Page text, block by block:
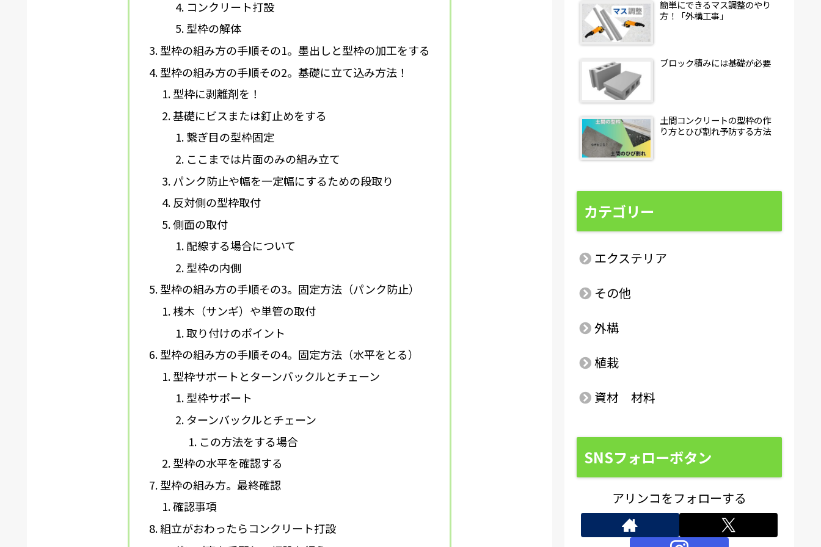
コンクリート打設
型枠の解体
型枠の組み方の手順その1。墨出しと型枠の加工をする
型枠の組み方の手順その2。基礎に立て込み方法！
型枠に剥離剤を！
基礎にビスまたは釘止めをする
繋ぎ目の型枠固定
ここまでは片面のみの組み立て
パンク防止や幅を一定幅にするための段取り
反対側の型枠取付
側面の取付
配線する場合について
型枠の内側
型枠の組み方の手順その3。固定方法（パンク防止）
桟木（サンギ）や単管の取付
取り付けのポイント
型枠の組み方の手順その4。固定方法（水平をとる）
型枠サポートとターンバックルとチェーン
型枠サポート
ターンバックルとチェーン
この方法をする場合
型枠の水平を確認する
型枠の組み方。最終確認
確認事項
組立がおわったらコンクリート打設
簡単にできるマス調整のやり
方！「外構工事」
ブロック積みには基礎が必要
土間コンクリートの型枠の作
り方とひび割れ予防する方法
カテゴリー
エクステリア
その他
外構
植栽
資材 材料
SNSフォローボタン
アリンコをフォローする